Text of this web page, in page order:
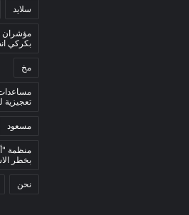
سلايد
مؤشران
بكركي
مخ
تعجيزية
مسعود
منظمة
بخطر
نحن